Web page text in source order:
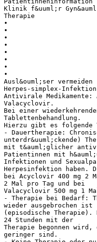
Klinik f&uuml;r
Therapie
•
•
•
•
•
•
•
•
Ausl&ouml;ser
Herpes-simplex-
Antivirale
Valacyclovir.
Bei einer
Tablettenbehandlung.
Hierzu gibt es folgende
- Dauertherapie:
unterdr&uuml;ckende)
mit t&auml;glicher
Patientinnen mit
Infektionen und
Herpesinfektion haben.
bei Acyclovir 400 mg 2
2 Mal pro Tag und bei
Valacyclovir 500 mg 1
- Therapie bei Bedarf:
wieder ausgebrochen ist
(episodische
24 Stunden mit der
Therapie begonnen
geringer sind.